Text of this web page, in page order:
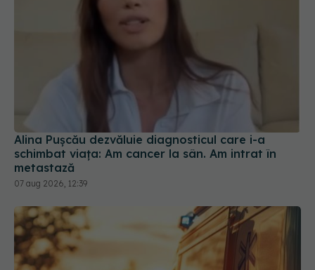
Alina Pușcău dezvăluie diagnosticul care i-a
schimbat viața: Am cancer la sân. Am intrat în
metastază
07 aug 2026, 12:39